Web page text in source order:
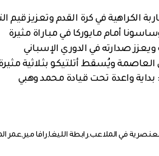
الكراهية في كرة القدم وتعزيز قيم
أمام مايوركا في مباراة مثيرة
صدارته في الدوري الإسباني
العاصمة ويُسقط أتلتيكو بثلاثية
بداية واعدة تحت قيادة محمد وهبي
في الملاعبرابطة الليغا رافا ميرعمر